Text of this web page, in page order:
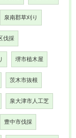
泉南郡草刈り
伐採
堺市植木屋
茨木市抜根
泉大津市人工芝
豊中市伐採